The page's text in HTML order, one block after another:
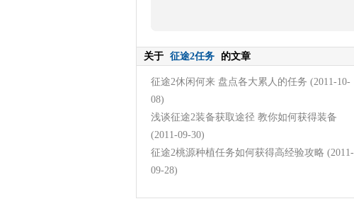
关于 征途2任务 的文章
征途2休闲何来 盘点各大累人的任务 (2011-10-
08)
浅谈征途2装备获取途径 教你如何获得装备
(2011-09-30)
征途2桃源种植任务如何获得高经验攻略 (2011-
09-28)